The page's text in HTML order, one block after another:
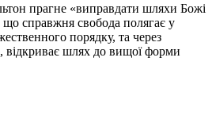
прагне «виправдати шляхи Божі
справжня свобода полягає у
порядку, та через
відкриває шлях до вищої форми